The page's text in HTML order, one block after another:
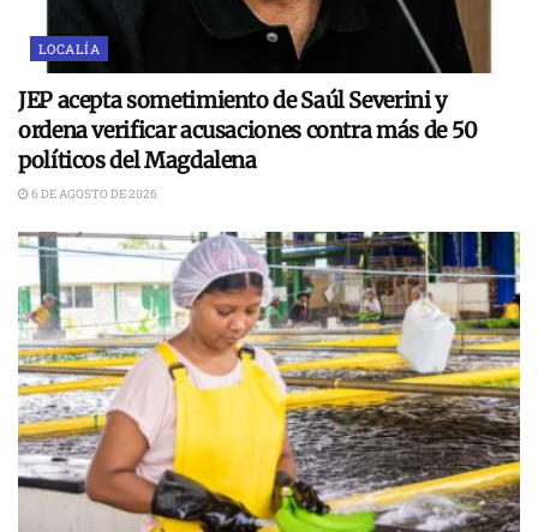
LOCALÍA
JEP acepta sometimiento de Saúl Severini y
ordena verificar acusaciones contra más de 50
políticos del Magdalena
6 DE AGOSTO DE 2026